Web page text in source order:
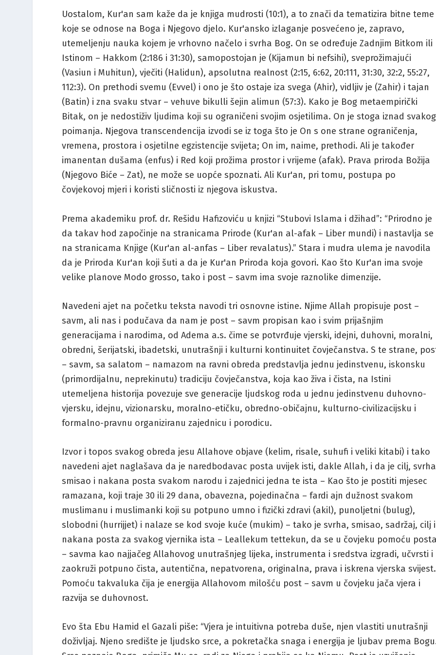
Uostalom, Kur'an sam kaže da je knjiga mudrosti (10:1), a to znači da tematizira bitne teme
koje se odnose na Boga i Njegovo djelo. Kur'ansko izlaganje posvećeno je, zapravo,
utemeljenju nauka kojem je vrhovno načelo i svrha Bog. On se određuje Zadnjim Bitkom ili
Istinom – Hakkom (2:186 i 31:30), samopostojan je (Kijamun bi nefsihi), sveprožimajući
(Vasiun i Muhitun), vječiti (Halidun), apsolutna realnost (2:15, 6:62, 20:111, 31:30, 32:2, 55:27,
112:3). On prethodi svemu (Evvel) i ono je što ostaje iza svega (Ahir), vidljiv je (Zahir) i tajan
(Batin) i zna svaku stvar – vehuve bikulli šejin alimun (57:3). Kako je Bog metaempirički
Bitak, on je nedostiživ ljudima koji su ograničeni svojim osjetilima. On je stoga iznad svakog
poimanja. Njegova transcendencija izvodi se iz toga što je On s one strane ograničenja,
vremena, prostora i osjetilne egzistencije svijeta; On im, naime, prethodi. Ali je također
imanentan dušama (enfus) i Red koji prožima prostor i vrijeme (afak). Prava priroda Božija
(Njegovo Biće – Zat), ne može se uopće spoznati. Ali Kur'an, pri tomu, postupa po
čovjekovoj mjeri i koristi sličnosti iz njegova iskustva.
Prema akademiku prof. dr. Rešidu Hafizoviću u knjizi “Stubovi Islama i džihad”: “Prirodno je
da takav hod započinje na stranicama Prirode (Kur'an al-afak – Liber mundi) i nastavlja se
na stranicama Knjige (Kur'an al-anfas – Liber revalatus).” Stara i mudra ulema je navodila
da je Priroda Kur'an koji šuti a da je Kur'an Priroda koja govori. Kao što Kur'an ima svoje
velike planove Modo grosso, tako i post – savm ima svoje raznolike dimenzije.
Navedeni ajet na početku teksta navodi tri osnovne istine. Njime Allah propisuje post –
savm, ali nas i podučava da nam je post – savm propisan kao i svim prijašnjim
generacijama i narodima, od Adema a.s. čime se potvrđuje vjerski, idejni, duhovni, moralni,
obredni, šerijatski, ibadetski, unutrašnji i kulturni kontinuitet čovječanstva. S te strane,
– savm, sa salatom – namazom na ravni obreda predstavlja jednu jedinstvenu, iskonsku
(primordijalnu, neprekinutu) tradiciju čovječanstva, koja kao živa i čista, na Istini
utemeljena historija povezuje sve generacije ljudskog roda u jednu jedinstvenu duhovno-
vjersku, idejnu, vizionarsku, moralno-etičku, obredno-običajnu, kulturno-civilizacijsku i
formalno-pravnu organiziranu zajednicu i porodicu.
Izvor i topos svakog obreda jesu Allahove objave (kelim, risale, suhufi i veliki kitabi) i tako
navedeni ajet naglašava da je naredbodavac posta uvijek isti, dakle Allah, i da je cilj,
smisao i nakana posta svakom narodu i zajednici jedna te ista – Kao što je postiti mjesec
ramazana, koji traje 30 ili 29 dana, obavezna, pojedinačna – fardi ajn dužnost svakom
muslimanu i muslimanki koji su potpuno umno i fizički zdravi (akil), punoljetni (bulug),
slobodni (hurrijjet) i nalaze se kod svoje kuće (mukim) – tako je svrha, smisao, sadržaj, cilj i
nakana posta za svakog vjernika ista – Leallekum tettekun, da se u čovjeku pomoću
– savma kao najjačeg Allahovog unutrašnjeg lijeka, instrumenta i sredstva izgradi, učvrsti i
zaokruži potpuno čista, autentična, nepatvorena, originalna, prava i iskrena vjerska svijest.
Pomoću takvaluka čija je energija Allahovom milošću post – savm u čovjeku jača vjera i
razvija se duhovnost.
Evo šta Ebu Hamid el Gazali piše: “Vjera je intuitivna potreba duše, njen vlastiti unutrašnji
doživljaj. Njeno središte je ljudsko srce, a pokretačka snaga i energija je ljubav prema